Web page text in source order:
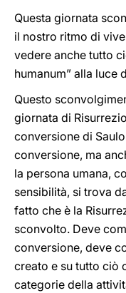
Questa giornata
il nostro ritmo di
vedere anche tutto
humanum” alla luce
Questo
giornata di
conversione di
conversione, ma
la persona umana,
sensibilità, si trova
fatto che è la
sconvolto. Deve
conversione, deve
creato e su tutto ciò
categorie della